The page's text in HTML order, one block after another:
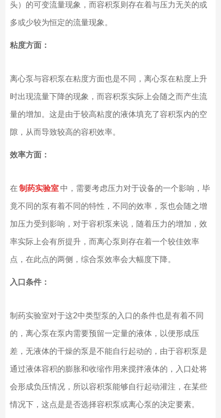
头）的可变流量现象，而容积泵则存在着与压力无关的或
多或少较为恒定的流量现象。
粘度方面：
离心泵与容积泵在粘度方面也是不同，离心泵在粘度上升
时出现流量下降的现象，而容积泵实际上会随之而产生流
量的增加。这是由于较高粘度的液体填充了容积泵内的空
隙，从而导致较高的容积效率。
效率方面：
在 制药实验室 中，需要考虑压力对于设备的一个影响，毕
竟不同的泵有着不同的特性，不同的效率，泵也会随之增
加压力受到影响，对于容积泵来说，随着压力的增加，效
率实际上会有所提升，而离心泵则存在着一个较佳效率
点，在此点的两侧，综合泵效率会大幅度下降。
入口条件：
制药实验室对于这2中类型泵的入口的条件也是有着不同
的，离心泵在泵内需要预留一定量的液体，以便形成压
差，无液体的干燥的泵是不能自行起动的，由于容积泵是
通过液体容积的膨胀和收缩作用来搅拌液体的，入口处将
会形成负压情况，所以容积泵能够自行起动灌注，在某些
情况下，这点是是否选择容积泵或离心泵的决定要素。